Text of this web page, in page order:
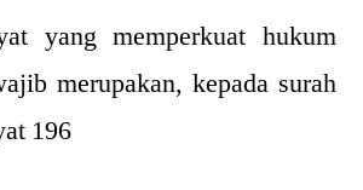
yang memperkuat hukum
merupakan, kepada surah
196